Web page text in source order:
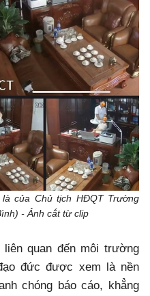
của Chủ tịch HĐQT Trường
- Ảnh cắt từ clip
quan đến môi trường
đức được xem là nền
chóng báo cáo, khẳng